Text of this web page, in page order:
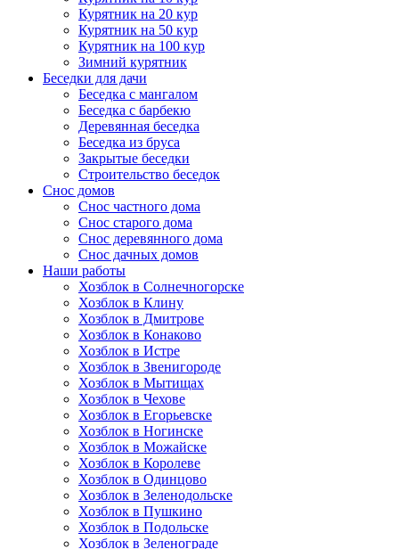
Курятник на 20 кур
Курятник на 50 кур
Курятник на 100 кур
Зимний курятник
Беседки для дачи
Беседка с мангалом
Беседка с барбекю
Деревянная беседка
Беседка из бруса
Закрытые беседки
Строительство беседок
Снос домов
Снос частного дома
Снос старого дома
Снос деревянного дома
Снос дачных домов
Наши работы
Хозблок в Солнечногорске
Хозблок в Клину
Хозблок в Дмитрове
Хозблок в Конаково
Хозблок в Истре
Хозблок в Звенигороде
Хозблок в Мытищах
Хозблок в Чехове
Хозблок в Егорьевске
Хозблок в Ногинске
Хозблок в Можайске
Хозблок в Королеве
Хозблок в Одинцово
Хозблок в Зеленодольске
Хозблок в Пушкино
Хозблок в Подольске
Хозблок в Зеленограде